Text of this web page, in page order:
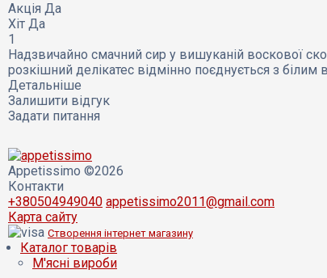
Акція Да
Хіт Да
1
Надзвичайно смачний сир у вишуканій воскової
розкішний делікатес відмінно поєднується з
Детальніше
Залишити відгук
Задати питання
Appetissimo ©2026
Контакти
+380504949040 appetissimo2011@gmail.com
Карта сайту
Створення інтернет магазину
Каталог товарів
М'ясні вироби